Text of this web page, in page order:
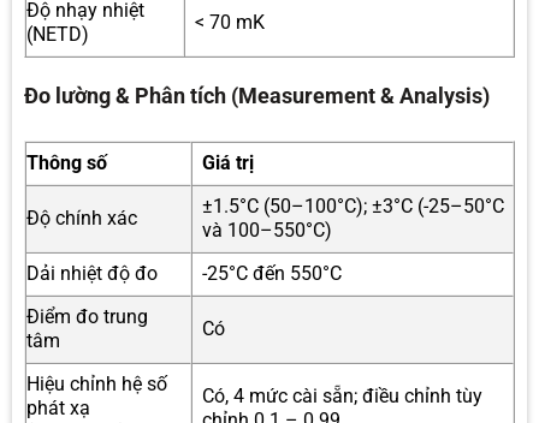
Độ nhạy nhiệt
(NETD)
< 70 mK
Đo lường & Phân tích (Measurement & Analysis)
Thông số Giá trị
Độ chính xác
±1.5°C (50–100°C); ±3°C (-25–50°C
và 100–550°C)
Dải nhiệt độ đo
-25°C đến 550°C
Điểm đo trung
tâm
Có
Hiệu chỉnh hệ số
phát xạ
Có, 4 mức cài sẵn; điều chỉnh tùy